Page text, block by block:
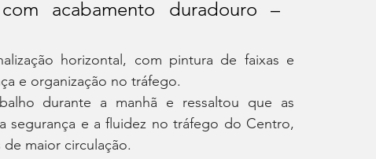
acabamento duradouro –
horizontal, com pintura de faixas e
e organização no tráfego.
durante a manhã e ressaltou que as
segurança e a fluidez no tráfego do Centro,
maior circulação.